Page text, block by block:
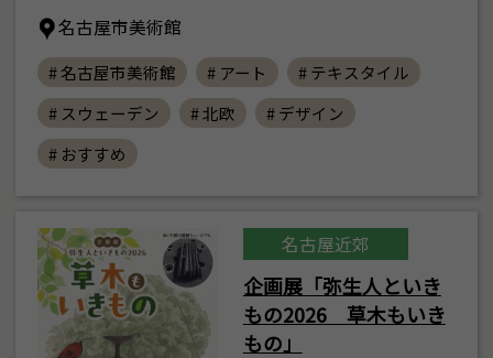
名古屋市美術館
# 名古屋市美術館 # アート
# テキスタイル
# スウェーデン
# 北欧
# デザイン
# おすすめ
名古屋近郊
企画展「弥生人といき
もの2026 草木もいき
もの」